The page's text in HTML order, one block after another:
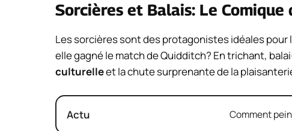
Sorcières et Balais: Le
Les sorcières sont des protagonistes idéales
elle gagné le match de Quidditch? En trichant,
culturelleet la chute surprenante de la
Actu Comment